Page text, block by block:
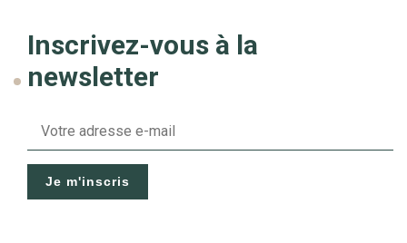
Inscrivez-vous à la
newsletter